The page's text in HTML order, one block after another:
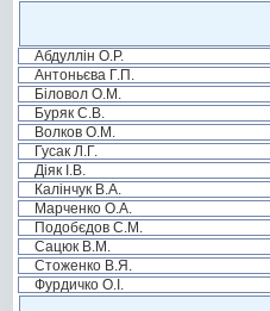
Абдуллін О.Р.
Антоньєва Г.П.
Біловол О.М.
Буряк С.В.
Волков О.М.
Гусак Л.Г.
Діяк І.В.
Калінчук В.А.
Марченко О.А.
Подобєдов С.М.
Сацюк В.М.
Стоженко В.Я.
Фурдичко О.І.